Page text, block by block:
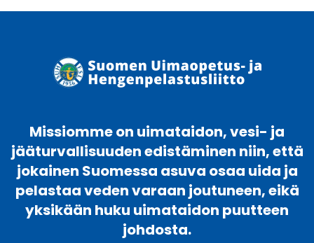
Missiomme on uimataidon, vesi- ja
jääturvallisuuden edistäminen niin, että
jokainen Suomessa asuva osaa uida ja
pelastaa veden varaan joutuneen, eikä
yksikään huku uimataidon puutteen
johdosta.